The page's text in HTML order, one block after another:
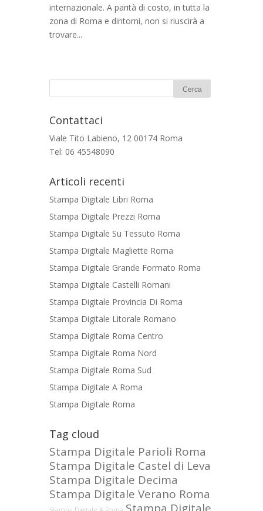
internazionale. A parità di costo, in tutta la
zona di Roma e dintorni, non si riuscirà a
trovare...
Contattaci
Viale Tito Labieno, 12 00174 Roma
Tel: 06 45548090
Articoli recenti
Stampa Digitale Libri Roma
Stampa Digitale Prezzi Roma
Stampa Digitale Su Tessuto Roma
Stampa Digitale Magliette Roma
Stampa Digitale Grande Formato Roma
Stampa Digitale Castelli Romani
Stampa Digitale Provincia Di Roma
Stampa Digitale Litorale Romano
Stampa Digitale Roma Centro
Stampa Digitale Roma Nord
Stampa Digitale Roma Sud
Stampa Digitale A Roma
Stampa Digitale Roma
Tag cloud
Stampa Digitale Parioli Roma
Stampa Digitale Castel di Leva
Stampa Digitale Decima
Stampa Digitale Verano Roma